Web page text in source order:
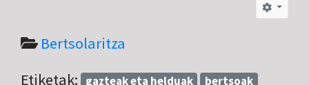
Bertsolaritza
Etiketak: gazteak eta helduak bertsoak